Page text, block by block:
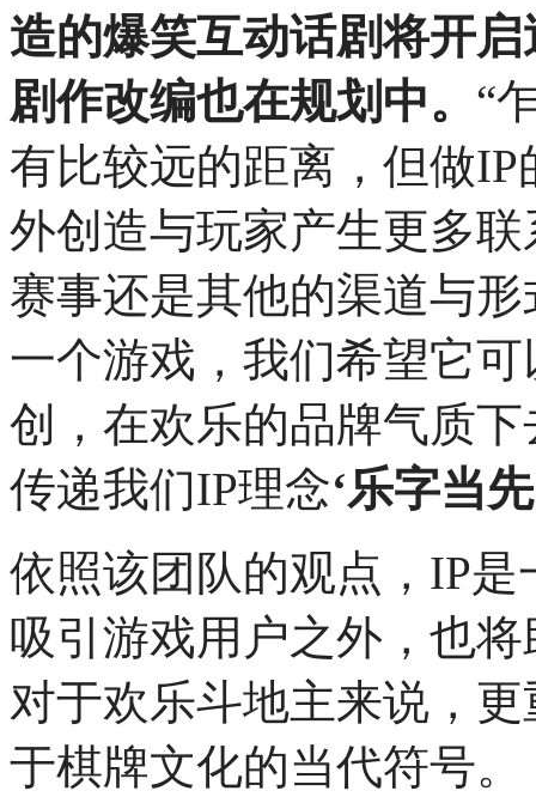
造的爆笑互动话剧将开
剧作改编也在规划中。 “
有比较远的距离，但做
外创造与玩家产生更多
赛事还是其他的渠道与
一个游戏，我们希望它
创，在欢乐的品牌气质
传递我们IP理念‘乐字当先
依照该团队的观点，IP
吸引游戏用户之外，也
对于欢乐斗地主来说，
于棋牌文化的当代符号。